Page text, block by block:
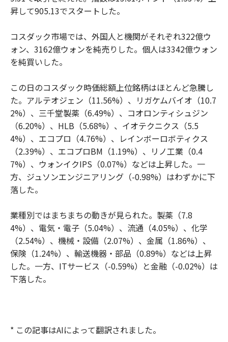
昇して905.13でスタートした。
コスダック市場では、外国人と機関がそれぞれ322億ウ
ォン、3162億ウォンを純売りした。個人は3342億ウォン
を純買いした。
この日のコスダック時価総額上位銘柄はほとんど急騰し
た。アルテオジェン（11.56%）、リガケムバイオ（10.7
2%）、三千堂製薬（6.49%）、コオロンティシュジン
（6.20%）、HLB（5.68%）、イオテクニクス（5.5
4%）、エコプロ（4.76%）、レインボーロボティクス
（2.39%）、エコプロBM（1.19%）、リノ工業（0.4
7%）、ウォンイクIPS（0.07%）などは上昇した。一
方、ジュソンエンジニアリング（-0.98%）はわずかに下
落した。
業種別ではまちまちの動きが見られた。製薬（7.8
4%）、電気・電子（5.04%）、流通（4.05%）、化学
（2.54%）、機械・設備（2.07%）、金属（1.86%）、
保険（1.24%）、輸送機器・部品（0.89%）などは上昇
した。一方、ITサービス（-0.59%）と金融（-0.02%）は
下落した。
* この記事はAIによって翻訳されました。